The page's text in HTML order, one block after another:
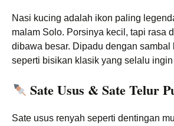
Nasi kucing adalah ikon paling
malam Solo. Porsinya kecil, tapi rasa
dibawa besar. Dipadu dengan sambal
seperti bisikan klasik yang selalu
Sate Usus & Sate Telur
Sate usus renyah seperti dentingan